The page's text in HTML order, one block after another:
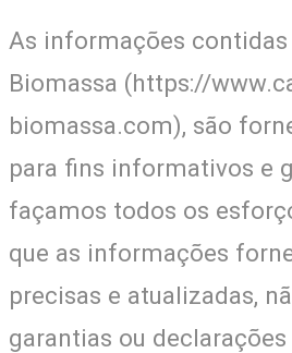
As informações contidas
Biomassa (https://
biomassa.com), são
para fins informativos e
façamos todos os
que as informações
precisas e atualizadas,
garantias ou